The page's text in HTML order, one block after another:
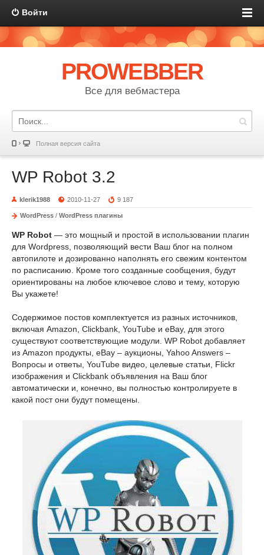
Войти
PROWEBBER
Все для вебмастера
Полная версия сайта
WP Robot 3.2
klerik1988 2010-11-27 9 187
WordPress / WordPress плагины
WP Robot — это мощный и простой в использовании плагин
для Wordpress, позволяющий вести Ваш блог на полном
автопилоте и дозированно наполнять его свежим контентом
по расписанию. Кроме того созданные сообщения, будут
ориентированы на любое ключевое слово и тему, которую
Вы укажете!
Содержимое постов комплектуется из разных источников,
включая Amazon, Clickbank, YouTube и eBay, для этого
существуют соответствующие модули. WP Robot добавляет
из Amazon продукты, eBay – аукционы, Yahoo Answers –
Вопросы и ответы, YouTube видео, целевые статьи, Flickr
изображения и Clickbank объявления на Ваш блог
автоматически и, конечно, вы полностью контролируете в
какой пост они будут помещены.